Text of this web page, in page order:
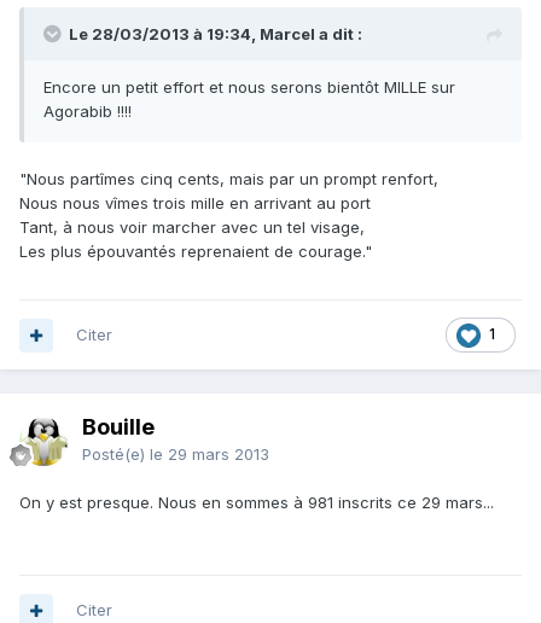
Le 28/03/2013 à 19:34, Marcel a dit :
Encore un petit effort et nous serons bientôt MILLE sur
Agorabib !!!!
"Nous partîmes cinq cents, mais par un prompt renfort,
Nous nous vîmes trois mille en arrivant au port
Tant, à nous voir marcher avec un tel visage,
Les plus épouvantés reprenaient de courage."
1
Citer
Bouille
Posté(e) le 29 mars 2013
On y est presque. Nous en sommes à 981 inscrits ce 29 mars...
Citer